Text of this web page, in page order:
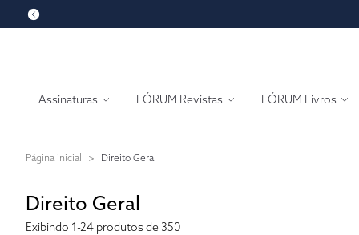
Assinaturas FÓRUM Revistas FÓRUM Livros
Página inicial > Direito Geral
Direito Geral
Exibindo 1-24 produtos de 350